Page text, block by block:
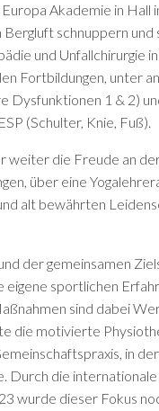
Akademie in
schnuppern
und Unfallchirurgie
Fortbildungen, unter
Dysfunktionen 1 & 2)
(Schulter, Knie, Fuß).
weiter die Freude an
über eine
alt bewährten
der gemeinsamen
sportlichen
sind dabei
die motivierte
in
Durch die
wurde dieser Fokus